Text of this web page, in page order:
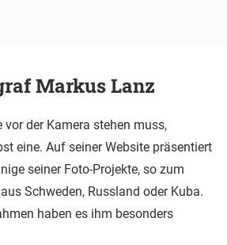
Markus Lanz
vor der Kamera stehen muss,
eine. Auf seiner Website präsentiert
seiner Foto-Projekte, so zum
Schweden, Russland oder Kuba.
haben es ihm besonders